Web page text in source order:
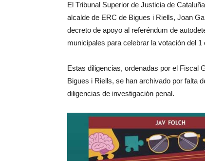
El Tribunal Superior de Justicia de
alcalde de ERC de Bigues i Riells, Joan
decreto de apoyo al referéndum de
municipales para celebrar la votación del 1
Estas diligencias, ordenadas por el Fiscal
Bigues i Riells, se han archivado por falta
diligencias de investigación penal.